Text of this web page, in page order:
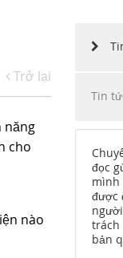
Trở lại
năng
cho
nào
Tin
đọc
mình
được
trách
bản